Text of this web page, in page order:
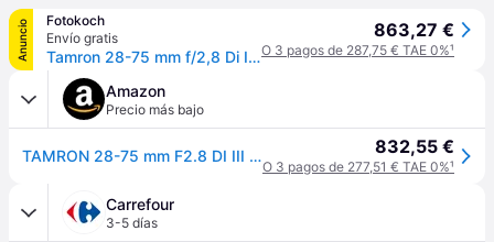
Anuncio
Fotokoch
Envío gratis
Tamron 28-75 mm f/2,8 Di III VXD G2 Nikon Z
863,27 €
O 3 pagos de 287,75 € TAE 0%¹
Amazon
Precio más bajo
TAMRON 28-75 mm F2.8 DI III VXD G2 para cámara sin Espejo Nikon de Formato Completo 832,55 €
O 3 pagos de 277,51 € TAE 0%¹
Carrefour
3-5 días